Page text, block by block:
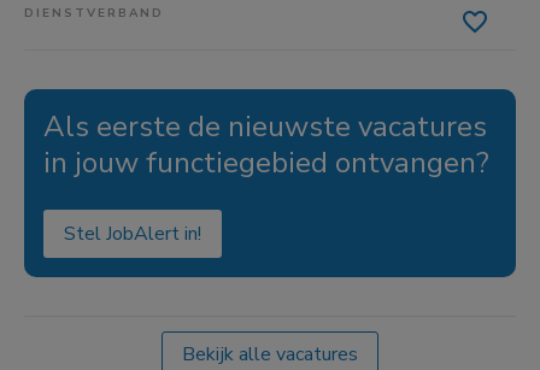
DIENSTVERBAND
Als eerste de nieuwste vacatures
in jouw functiegebied ontvangen?
Stel JobAlert in!
Bekijk alle vacatures